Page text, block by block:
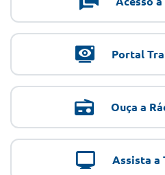
Portal
Ouça a
Assista a